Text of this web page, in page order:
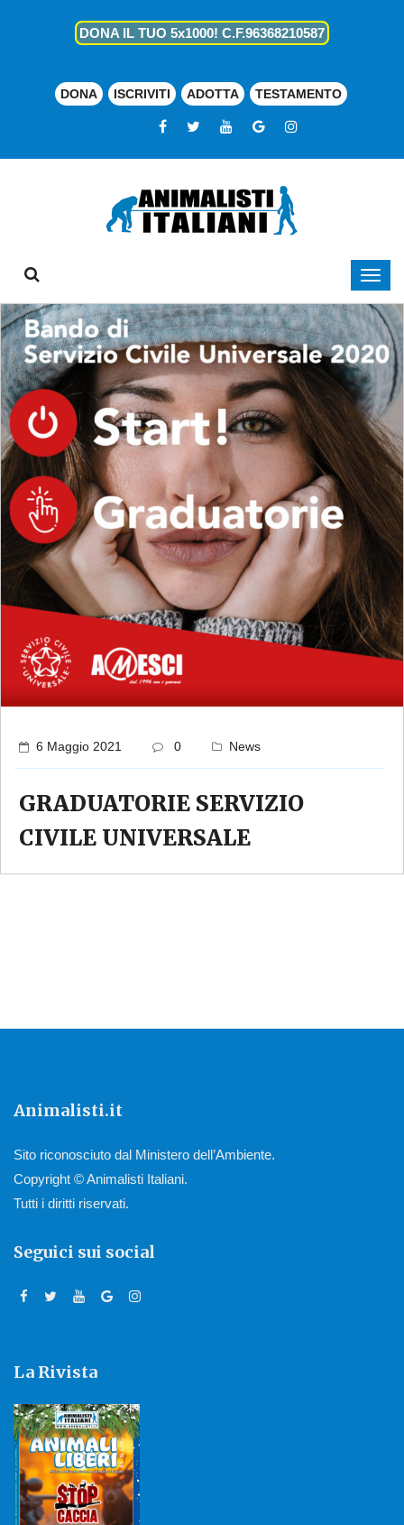
DONA IL TUO 5x1000! C.F.96368210587
DONA ISCRIVITI ADOTTA TESTAMENTO
6 Maggio 2021 0 News
GRADUATORIE SERVIZIO
CIVILE UNIVERSALE
Animalisti.it
Sito riconosciuto dal Ministero dell’Ambiente.
Copyright © Animalisti Italiani.
Tutti i diritti riservati.
Seguici sui social
La Rivista